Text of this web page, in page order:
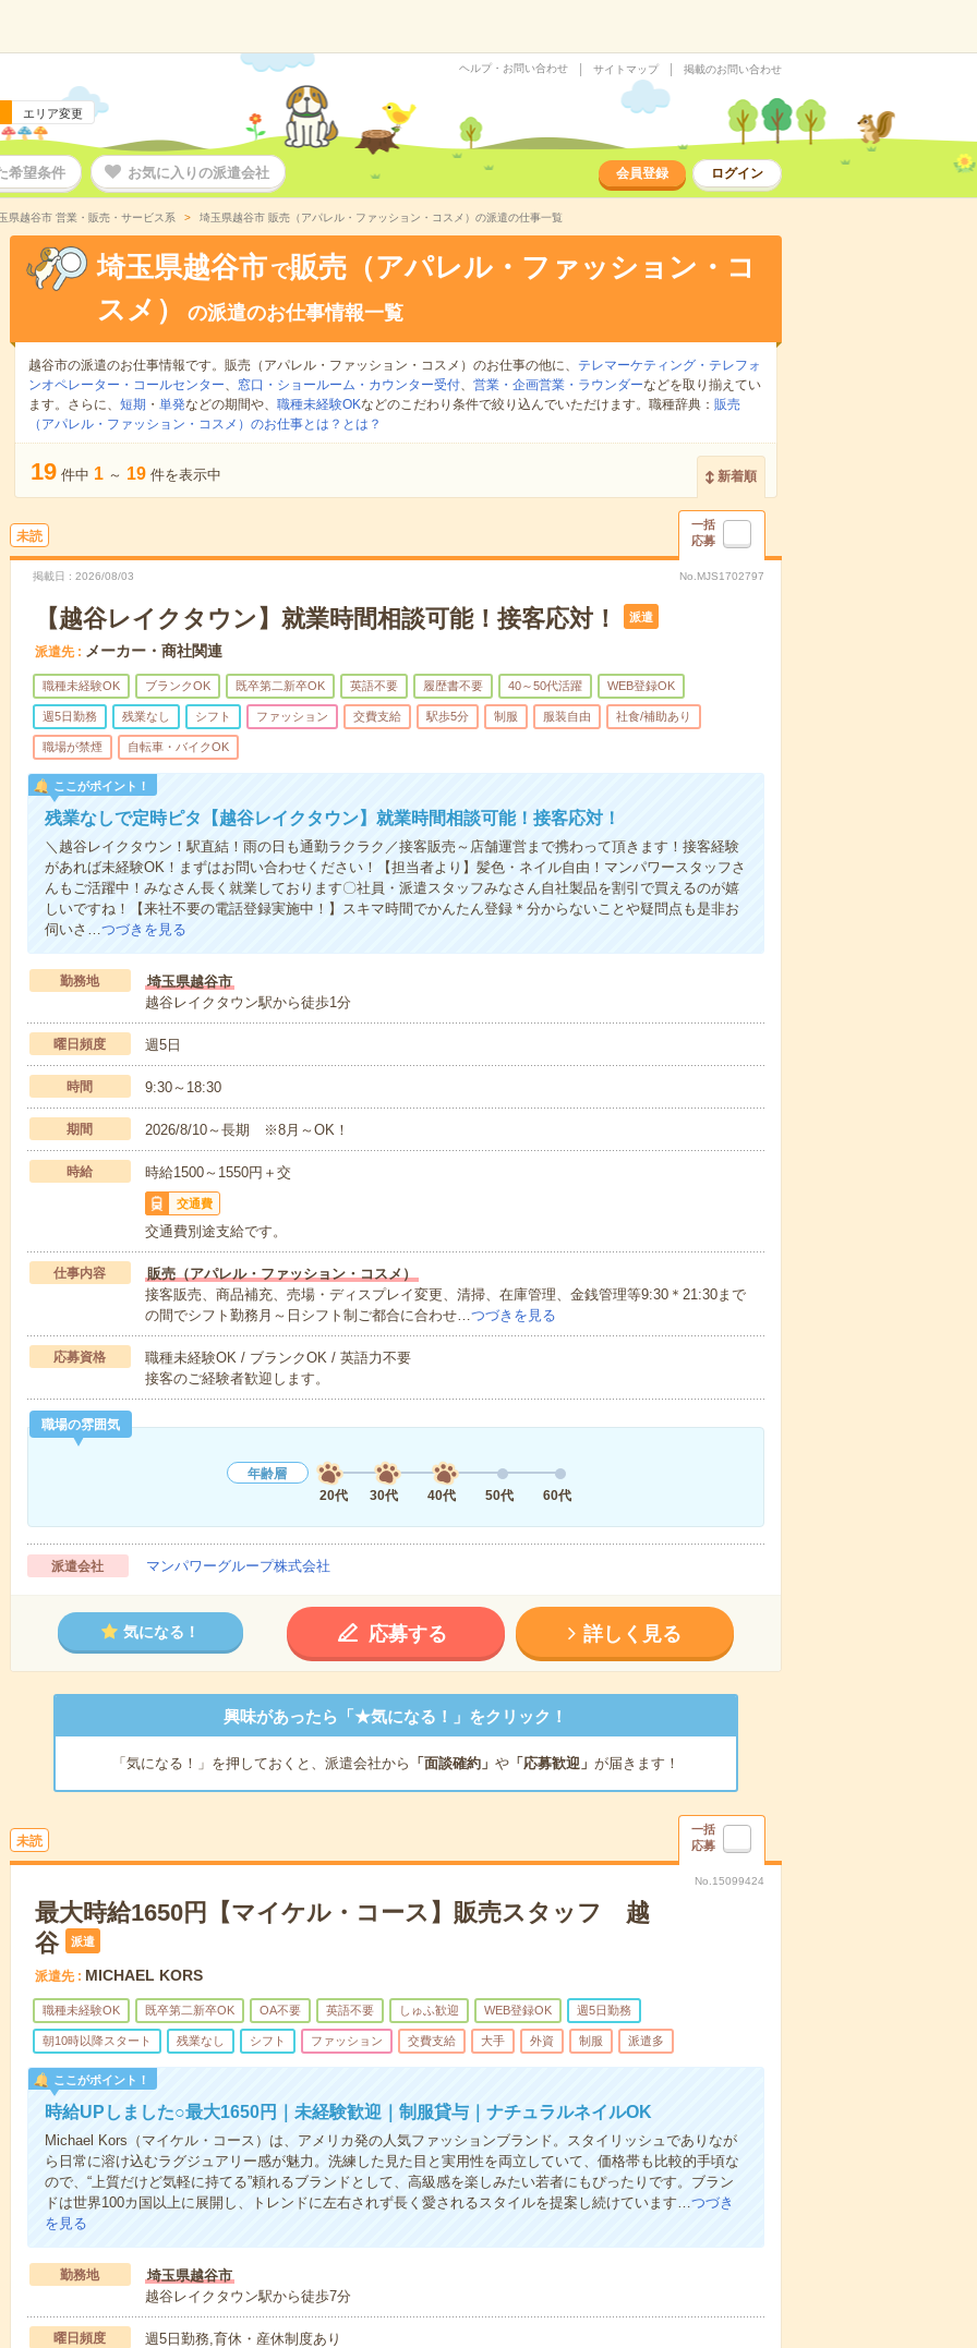
エリア変更
ヘルプ・お問い合わせ サイトマップ 掲載のお問い合わせ
希望条件 お気に入りの派遣会社 会員登録 ログイン
県越谷市 営業・販売・サービス系 埼玉県越谷市 販売（アパレル・ファッション・コスメ）の派遣の仕事一覧
埼玉県越谷市 で販売（アパレル・ファッション・コ
スメ）
の派遣のお仕事情報一覧
越谷市の派遣のお仕事情報です。販売（アパレル・ファッション・コスメ）のお仕事の他に、
テレマーケティング・テレフォ
ンオペレーター・コールセンター、 窓口・ショールーム・カウンター受付、 営業・企画営業・ラウンダーなどを取り揃えてい
ます。さらに、 短期 ・ 単発などの期間や、 職種未経験OKなどのこだわり条件で絞り込んでいただけます。職種辞典： 販売
（アパレル・ファッション・コスメ）のお仕事とは？とは？
19 件中 1 ～ 19 件を表示中 新着順
未読
一括
応募
掲載日 2026/08/03 No.MJS1702797
【越谷レイクタウン】就業時間相談可能！接客応対！ 派遣
派遣先 メーカー・商社関連
職種未経験OK ブランクOK 既卒第二新卒OK 英語不要 履歴書不要 40～50代活躍 WEB登録OK
週5日勤務 残業なし シフト ファッション 交費支給 駅歩5分 制服 服装自由 社食/補助あり
職場が禁煙 自転車・バイクOK
ここがポイント！
残業なしで定時ピタ【越谷レイクタウン】就業時間相談可能！接客応対！
＼越谷レイクタウン！駅直結！雨の日も通勤ラクラク／接客販売～店舗運営まで携わって頂きます！接客経験
があれば未経験OK！まずはお問い合わせください！【担当者より】髪色・ネイル自由！マンパワースタッフさ
んもご活躍中！みなさん長く就業しております〇社員・派遣スタッフみなさん自社製品を割引で買えるのが嬉
しいですね！【来社不要の電話登録実施中！】スキマ時間でかんたん登録＊分からないことや疑問点も是非お
伺いさ…つづきを見る
勤務地
埼玉県越谷市
越谷レイクタウン駅から徒歩1分
曜日頻度 週5日
時間 9:30～18:30
期間 2026/8/10～長期 ※8月～OK！
時給 時給1500～1550円＋交
交通費
交通費別途支給です。
仕事内容
販売（アパレル・ファッション・コスメ）
接客販売、商品補充、売場・ディスプレイ変更、清掃、在庫管理、金銭管理等9:30＊21:30まで
の間でシフト勤務月～日シフト制ご都合に合わせ…つづきを見る
応募資格
職種未経験OK / ブランクOK / 英語力不要
接客のご経験者歓迎します。
職場の雰囲気
年齢層
20代
30代 40代 50代 60代
派遣会社 マンパワーグループ株式会社
気になる！ 応募する 詳しく見る
興味があったら「★気になる！」をクリック！
「気になる！」を押しておくと、派遣会社から 「面談確約」 や「応募歓迎」 が届きます！
未読
一括
応募
No.15099424
最大時給1650円【マイケル・コース】販売スタッフ 越
谷
派遣
派遣先 MICHAEL KORS
職種未経験OK 既卒第二新卒OK OA不要 英語不要 しゅふ歓迎 WEB登録OK 週5日勤務
朝10時以降スタート 残業なし シフト ファッション 交費支給 大手 外資 制服 派遣多
ここがポイント！
時給UPしました○最大1650円｜未経験歓迎｜制服貸与｜ナチュラルネイルOK
Michael Kors（マイケル・コース）は、アメリカ発の人気ファッションブランド。スタイリッシュでありなが
ら日常に溶け込むラグジュアリー感が魅力。洗練した見た目と実用性を両立していて、価格帯も比較的手頃な
ので、“上質だけど気軽に持てる”頼れるブランドとして、高級感を楽しみたい若者にもぴったりです。ブラン
ドは世界100カ国以上に展開し、トレンドに左右されず長く愛されるスタイルを提案し続けています… つづき
を見る
勤務地
埼玉県越谷市
越谷レイクタウン駅から徒歩7分
曜日頻度 週5日勤務,育休・産休制度あり